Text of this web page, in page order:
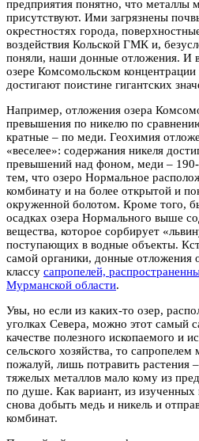
предприятия понятно, что металлы
присутствуют. Ими загрязнены
окрестностях города,
воздействия Кольской ГМК и,
поняли, наши донные отложения. И
озере Комсомольском
достигают поистине гигантских
Например, отложения озера
превышения по никелю по
кратные – по меди. Геохимия
«веселее»: содержания никеля
превышений над фоном, меди – 190-
тем, что озеро Нормальное
комбинату и на более открытой и
окруженной болотом. Кроме того,
осадках озера Нормального выше
вещества, которое сорбирует
поступающих в водные объекты.
самой органики, донные отложения
классу сапропелей,
Мурманской области.
Увы, но если из каких-то озер,
уголках Севера, можно этот самый
качестве полезного ископаемого и
сельского хозяйства, то
пожалуй, лишь потравить растения
тяжелых металлов мало кому из
по душе. Как вариант, из
снова добыть медь и никель и
комбинат.